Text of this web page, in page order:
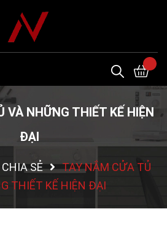
VÀ NHỮNG THIẾT KẾ HIỆN
ĐẠI
CHIA SẺ
TAY NẮM CỬA TỦ
THIẾT KẾ HIỆN ĐẠI